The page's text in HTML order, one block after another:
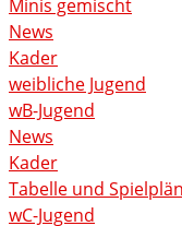
Minis gemischt
News
Kader
weibliche Jugend
wB-Jugend
News
Kader
Tabelle und
wC-Jugend